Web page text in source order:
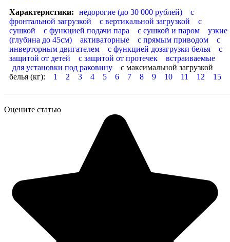
Характеристики:
недорогие (до 30 000 рублей)
с
фронтальной загрузкой
с вертикальной загрузкой
с
сушкой
с функцией подачи пара с сушкой и паром
узкие
(глубина до 45см)
активаторные с прямым приводом
с
инверторным двигателем
с функцией дозагрузки белья
с
защитой от детей
с защитой от протечек
встраиваемые
для установки под раковину
с максимальной загрузкой
белья (кг):
1 2 3 4 5 6 7 8 9 10 11 12 15
Оцените статью